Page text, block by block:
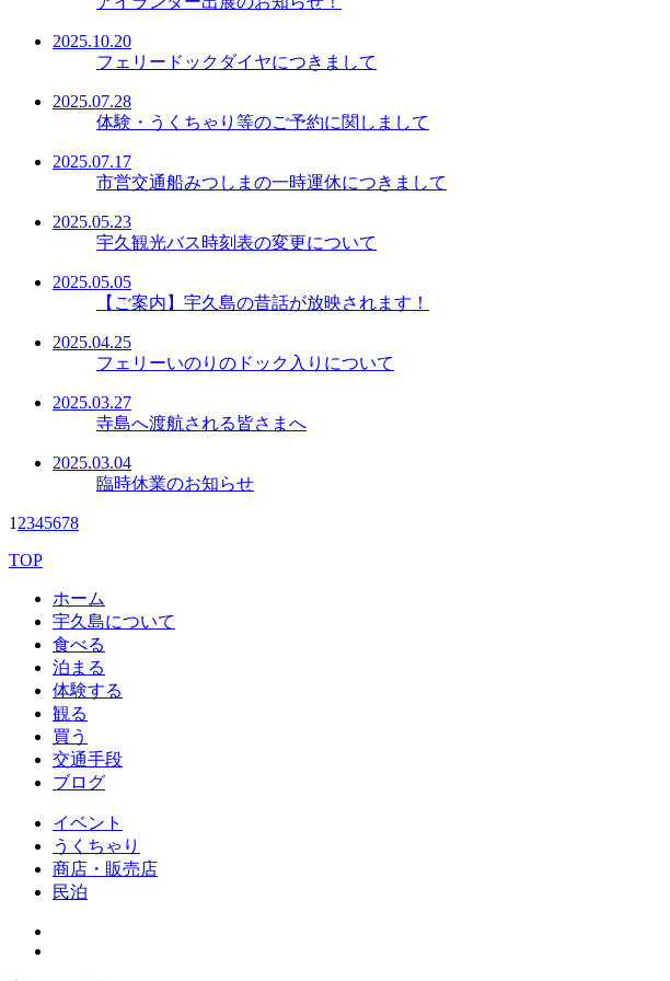
2025.10.20
フェリードックダイヤにつきまして
2025.07.28
体験・うくちゃり等のご予約に関しまして
2025.07.17
市営交通船みつしまの一時運休につきまして
2025.05.23
宇久観光バス時刻表の変更について
2025.05.05
【ご案内】宇久島の昔話が放映されます！
2025.04.25
フェリーいのりのドック入りについて
2025.03.27
寺島へ渡航される皆さまへ
2025.03.04
臨時休業のお知らせ
1 2345678
TOP
ホーム
宇久島について
食べる
泊まる
体験する
観る
買う
交通手段
ブログ
イベント
うくちゃり
商店・販売店
民泊